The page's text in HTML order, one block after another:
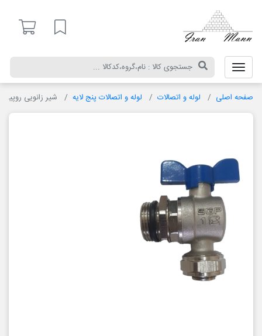
لیست مورد علاقه
صفحه اصلی لوله و اتصالات لوله و اتصالات پنج لایه شیر زانویی روپیچ